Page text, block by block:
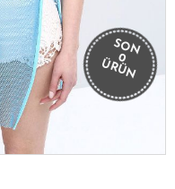
SON
0
ÜRÜN